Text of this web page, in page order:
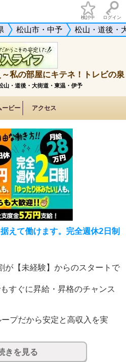
検討中 ログイン
松山市・中予 松山・道後・
私の部屋にキテネ！トレビの泉
山・道後・大街道・東温・伊予
ービー アクセス
えて働けます。完全週休2日制
が【未経験】からのスタートで
すぐに昇給・昇格のチャンス
プだから安定と高収入を実
数活躍中です！
きを見る